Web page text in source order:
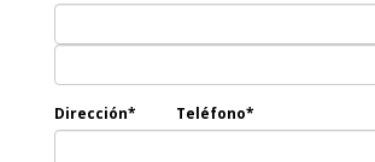
Dirección* Teléfono*